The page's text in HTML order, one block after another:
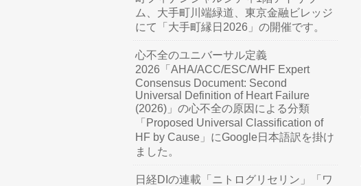
ム、大手町川端緑道、東京金融ビレッジ
にて「大手町縁日2026」の開催です。
心不全のユニバーサル定義
2026「AHA/ACC/ESC/WHF Expert
Consensus Document: Second
Universal Definition of Heart Failure
(2026)」の心不全の原因による分類
「Proposed Universal Classification of
HF by Cause」にGoogle日本語訳を掛け
ました。
日経DIの連載「ニトログリセリン」「ワ